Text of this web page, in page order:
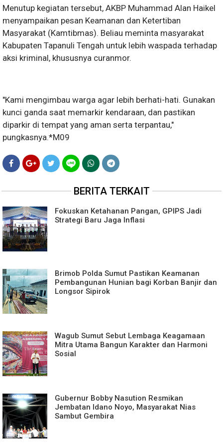
Menutup kegiatan tersebut, AKBP Muhammad Alan Haikel
menyampaikan pesan Keamanan dan Ketertiban
Masyarakat (Kamtibmas). Beliau meminta masyarakat
Kabupaten Tapanuli Tengah untuk lebih waspada terhadap
aksi kriminal, khususnya curanmor.
"Kami mengimbau warga agar lebih berhati-hati. Gunakan
kunci ganda saat memarkir kendaraan, dan pastikan
diparkir di tempat yang aman serta terpantau,"
pungkasnya.*M09
BERITA TERKAIT
Fokuskan Ketahanan Pangan, GPIPS Jadi
Strategi Baru Jaga Inflasi
Brimob Polda Sumut Pastikan Keamanan
Pembangunan Hunian bagi Korban Banjir dan
Longsor Sipirok
Wagub Sumut Sebut Lembaga Keagamaan
Mitra Utama Bangun Karakter dan Harmoni
Sosial
Gubernur Bobby Nasution Resmikan
Jembatan Idano Noyo, Masyarakat Nias
Sambut Gembira